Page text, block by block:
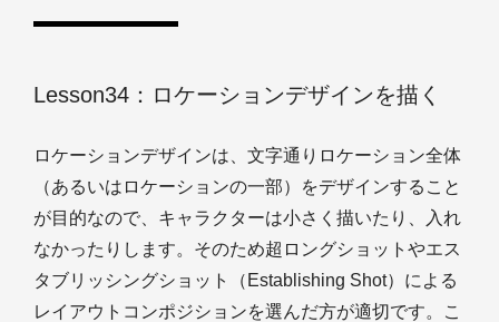
Lesson34：ロケーションデザインを描く
ロケーションデザインは、文字通りロケーション全体
（あるいはロケーションの一部）をデザインすること
が目的なので、キャラクターは小さく描いたり、入れ
なかったりします。そのため超ロングショットやエス
タブリッシングショット（Establishing Shot）による
レイアウトコンポジションを選んだ方が適切です。こ